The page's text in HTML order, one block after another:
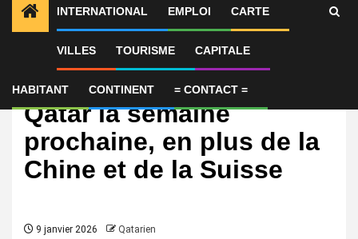
INTERNATIONAL EMPLOI CARTE
VILLES TOURISME CAPITALE
HABITANT CONTINENT = CONTACT =
International
Carney se rendra au
Qatar la semaine
prochaine, en plus de la
Chine et de la Suisse
9 janvier 2026 Qatarien